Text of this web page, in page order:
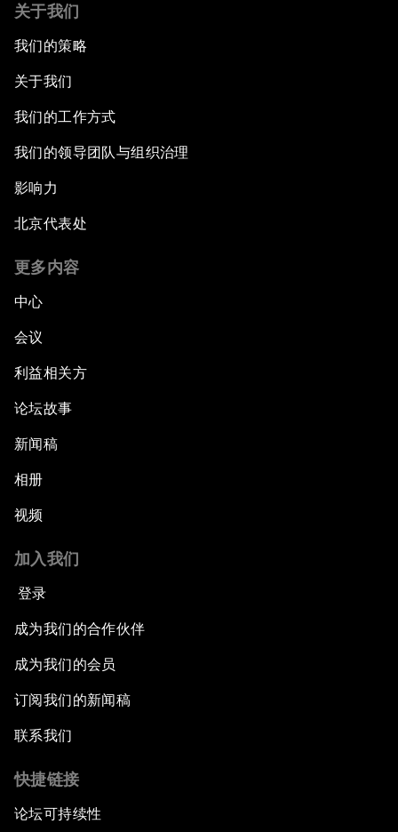
关于我们
我们的策略
关于我们
我们的工作方式
我们的领导团队与组织治理
影响力
北京代表处
更多内容
中心
会议
利益相关方
论坛故事
新闻稿
相册
视频
加入我们
登录
成为我们的合作伙伴
成为我们的会员
订阅我们的新闻稿
联系我们
快捷链接
论坛可持续性